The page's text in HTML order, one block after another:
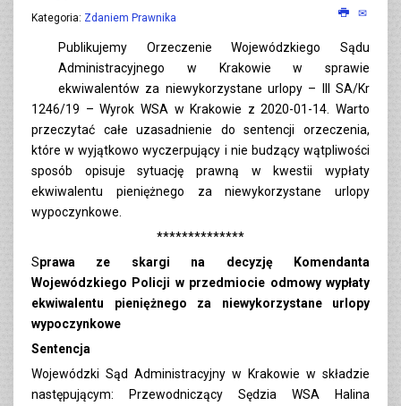
Kategoria: Zdaniem Prawnika
Publikujemy Orzeczenie Wojewódzkiego Sądu
Administracyjnego w Krakowie w sprawie
ekwiwalentów za niewykorzystane urlopy – III SA/Kr
1246/19 – Wyrok WSA w Krakowie z 2020-01-14. Warto
przeczytać całe uzasadnienie do sentencji orzeczenia,
które w wyjątkowo wyczerpujący i nie budzący wątpliwości
sposób opisuje sytuację prawną w kwestii wypłaty
ekwiwalentu pieniężnego za niewykorzystane urlopy
wypoczynkowe.
**************
Sprawa ze skargi na decyzję Komendanta
Wojewódzkiego Policji w przedmiocie odmowy wypłaty
ekwiwalentu pieniężnego za niewykorzystane urlopy
wypoczynkowe
Sentencja
Wojewódzki Sąd Administracyjny w Krakowie w składzie
następującym: Przewodniczący Sędzia WSA Halina